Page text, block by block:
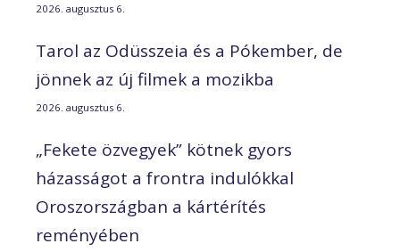
2026. augusztus 6.
Tarol az Odüsszeia és a Pókember, de
jönnek az új filmek a mozikba
2026. augusztus 6.
„Fekete özvegyek” kötnek gyors
házasságot a frontra indulókkal
Oroszországban a kártérítés
reményében